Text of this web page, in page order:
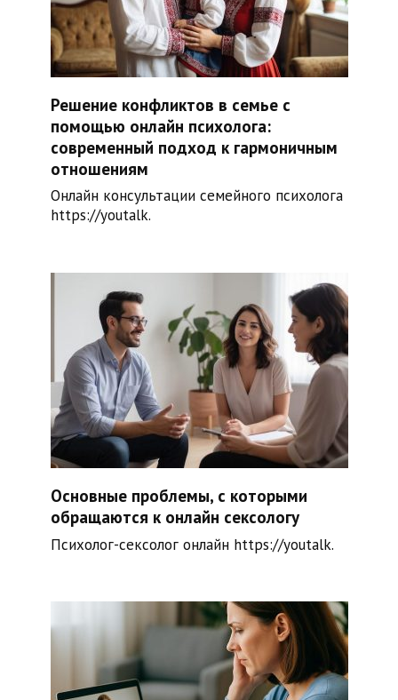
Решение конфликтов в семье с
помощью онлайн психолога:
современный подход к гармоничным
отношениям
Онлайн консультации семейного психолога
https://youtalk.
Основные проблемы, с которыми
обращаются к онлайн сексологу
Психолог-сексолог онлайн https://youtalk.